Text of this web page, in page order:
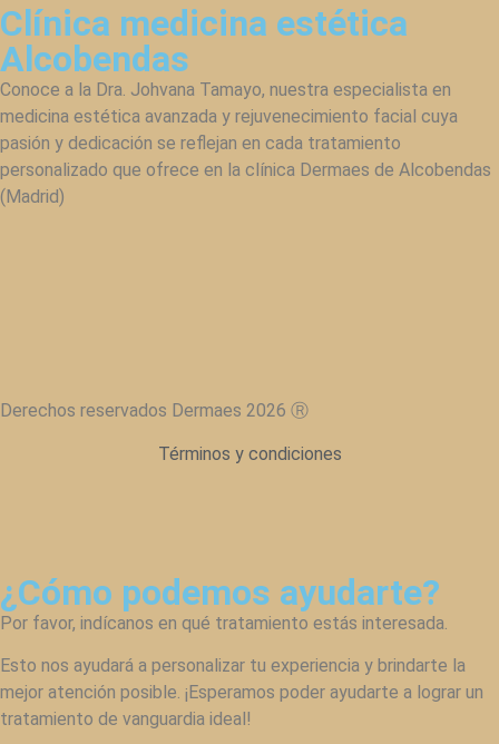
Clínica medicina estética
Alcobendas
Conoce a la Dra. Johvana Tamayo, nuestra especialista en
medicina estética avanzada y rejuvenecimiento facial cuya
pasión y dedicación se reflejan en cada tratamiento
personalizado que ofrece en la clínica Dermaes de Alcobendas
(Madrid)
Derechos reservados Dermaes 2026 Ⓡ
Términos y condiciones
¿Cómo podemos ayudarte?
Por favor, indícanos en qué tratamiento estás interesada.
Esto nos ayudará a personalizar tu experiencia y brindarte la
mejor atención posible. ¡Esperamos poder ayudarte a lograr un
tratamiento de vanguardia ideal!